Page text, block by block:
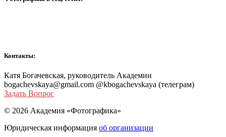
Контакты:
Катя Богачевская, руководитель Академии
bogachevskaya@gmail.com @kbogachevskaya (телеграм)
Задать Вопрос
© 2026 Академия «Фотографика»
Юридическая информация об организации